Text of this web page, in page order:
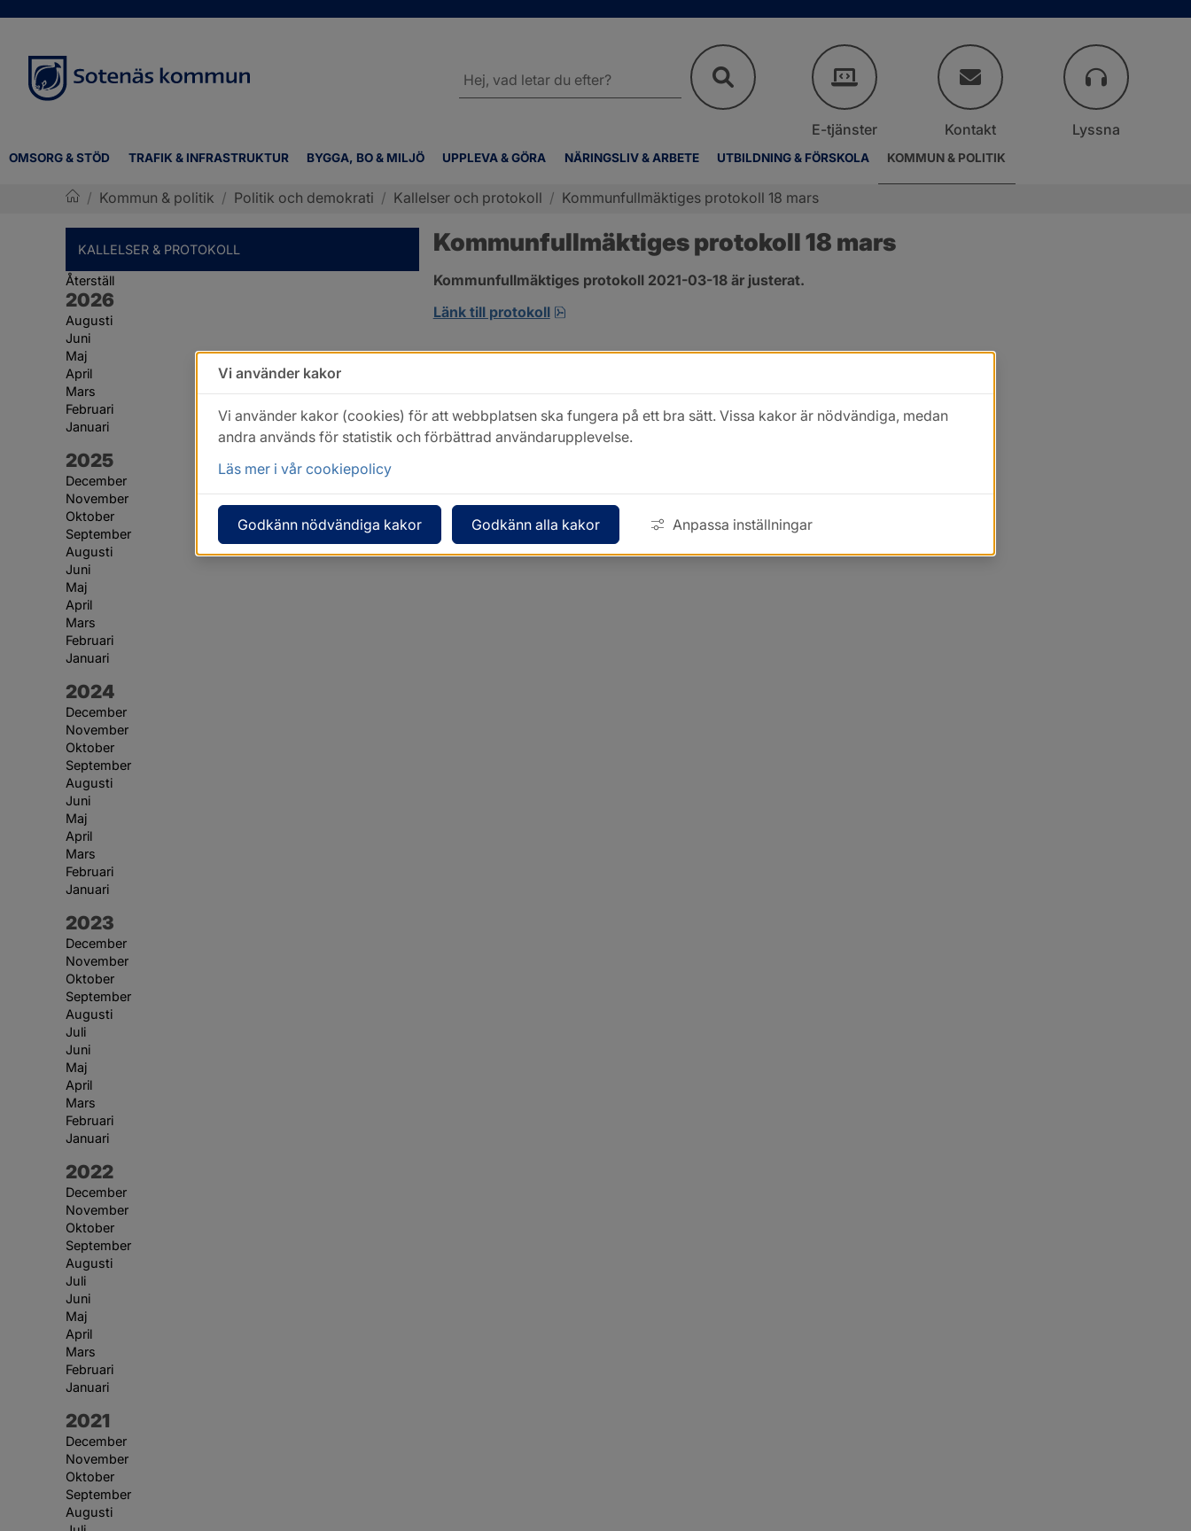
OMSORG & STÖD TRAFIK & INFRASTRUKTUR BYGGA, BO & MILJÖ UPPLEVA & GÖRA NÄRINGSLIV & ARBETE UTBILDNING & FÖRSKOLA KOMMUN & POLITIK
webbplatsen
E-tjänster Kontakt Lyssna
/ Kommun & politik / Politik och demokrati / Kallelser och protokoll / Kommunfullmäktiges protokoll 18 mars
KALLELSER & PROTOKOLL
Återställ
År:
2026
Augusti
Juni
Maj
April
Mars
Februari
Januari
År:
2025
December
November
Oktober
September
Augusti
Juni
Maj
April
Mars
Februari
Januari
År:
2024
December
November
Oktober
September
Augusti
Juni
Maj
April
Mars
Februari
Januari
År:
2023
December
November
Oktober
September
Augusti
Juli
Juni
Maj
April
Mars
Februari
Januari
År:
2022
December
November
Oktober
September
Augusti
Juli
Juni
Maj
April
Mars
Februari
Januari
År:
2021
December
November
Oktober
September
Augusti
Kommunfullmäktiges protokoll 18 mars
Kommunfullmäktiges protokoll 2021-03-18 är justerat.
Länk till protokoll
pdf, 315.2 kB, öppnas i nytt fönster.
Vi använder kakor
Vi använder kakor (cookies) för att webbplatsen ska fungera på ett bra sätt. Vissa kakor är nödvändiga, medan
andra används för statistik och förbättrad användarupplevelse.
Läs mer i vår cookiepolicy
Godkänn nödvändiga kakor Godkänn alla kakor Anpassa inställningar